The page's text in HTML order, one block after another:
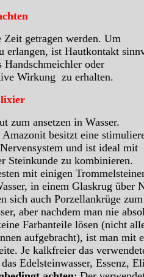
getragen werden. Um
erlangen, ist Hautkontakt
oder
Wirkung zu erhalten.
zum ansetzen in Wasser.
Amazonit besitzt eine
und ist ideal mit
Steinkunde zu kombinieren.
mit einigen
in einem Glaskrug über
sich auch Porzellankrüge zum
aber nachdem man nie
Farbanteile lösen (nicht
aufgebracht), ist man mit
Je kalkfreier das
Edelsteinwasser, Essenz,